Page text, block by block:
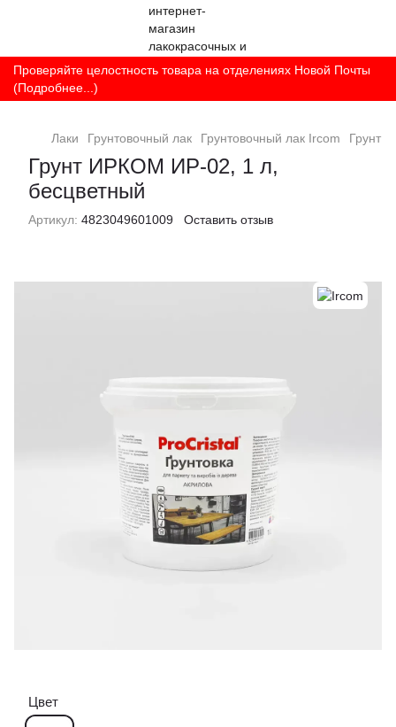
Проверяйте целостность товара на отделениях Новой Почты
(Подробнее...)
Лаки Грунтовочный лак Грунтовочный лак Ircom Грунт
Грунт ИРКОМ ИР-02, 1 л,
бесцветный
Артикул: 4823049601009 Оставить отзыв
Цвет